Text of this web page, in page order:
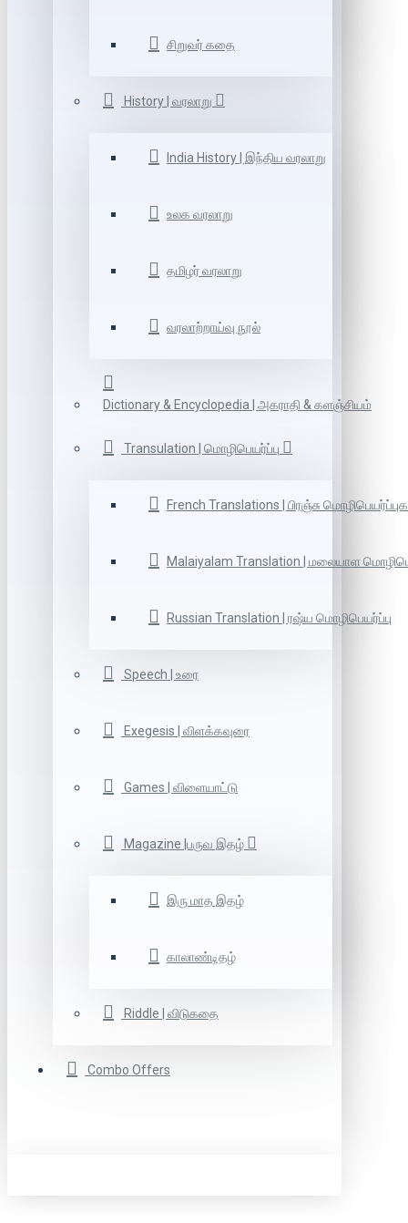
சிறுவர் கதை
History | வரலாறு
India History | இந்திய வரலாறு
உலக வரலாறு
தமிழர் வரலாறு
வரலாற்றாய்வு நூல்
Dictionary & Encyclopedia | அகராதி & களஞ்சியம்
Transulation | மொழிபெயர்ப்பு
French Translations | பிரஞ்சு
Malaiyalam Translation | மலையாள
Russian Translation | ரஷ்ய மொழிபெயர்ப்பு
Speech | உரை
Exegesis | விளக்கவுரை
Games | விளையாட்டு
Magazine |பருவ இதழ்
இரு மாத இதழ்
காலாண்டிதழ்
Riddle | விடுகதை
Combo Offers